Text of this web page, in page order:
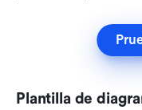
Plantilla de